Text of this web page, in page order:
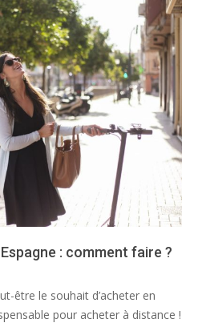
: comment faire ?
être le souhait d’acheter en
pour acheter à distance !